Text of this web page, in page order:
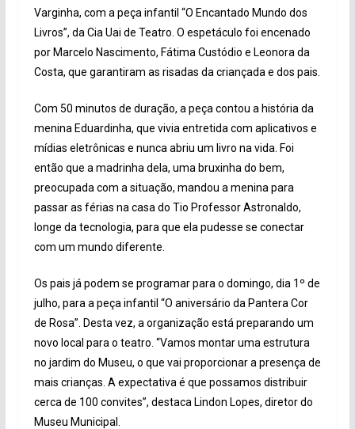
Varginha, com a peça infantil “O Encantado Mundo dos
Livros”, da Cia Uai de Teatro. O espetáculo foi encenado
por Marcelo Nascimento, Fátima Custódio e Leonora da
Costa, que garantiram as risadas da criançada e dos pais.
Com 50 minutos de duração, a peça contou a história da
menina Eduardinha, que vivia entretida com aplicativos e
mídias eletrônicas e nunca abriu um livro na vida. Foi
então que a madrinha dela, uma bruxinha do bem,
preocupada com a situação, mandou a menina para
passar as férias na casa do Tio Professor Astronaldo,
longe da tecnologia, para que ela pudesse se conectar
com um mundo diferente.
Os pais já podem se programar para o domingo, dia 1º de
julho, para a peça infantil “O aniversário da Pantera Cor
de Rosa”. Desta vez, a organização está preparando um
novo local para o teatro. “Vamos montar uma estrutura
no jardim do Museu, o que vai proporcionar a presença de
mais crianças. A expectativa é que possamos distribuir
cerca de 100 convites”, destaca Lindon Lopes, diretor do
Museu Municipal.